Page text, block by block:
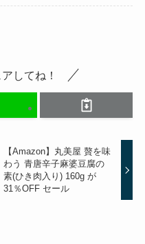
してね！
【Amazon】丸美屋 贅を味
わう 青唐辛子麻婆豆腐の
素(ひき肉入り) 160g が
31％OFF セール